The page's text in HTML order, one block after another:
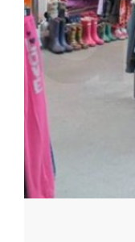
Santé & sécurité
Travaux publics